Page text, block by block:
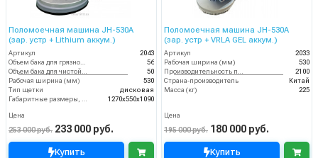
Поломоечная машина JH-530A
(зар. устр + Lithium аккум.)
Артикул
2043
56
50
Рабочая ширина (мм)
530
Тип щетки
дисковая
1270х550х1090
Цена
253 000 руб. 233 000 руб.
Купить
Поломоечная машина JH-530A
(зар. устр + VRLA GEL аккум.)
Артикул
2033
Рабочая ширина (мм)
530
2100
Страна-производитель
Китай
Масса (кг)
225
Цена
195 000 руб. 180 000 руб.
Купить